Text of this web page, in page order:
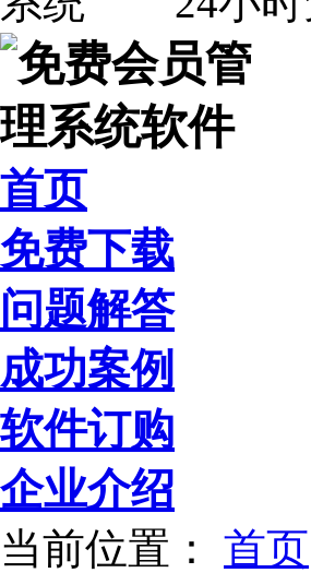
首页
免费下载
问题解答
成功案例
软件订购
企业介绍
当前位置： 首页